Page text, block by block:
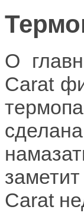
О
Carat
Carat